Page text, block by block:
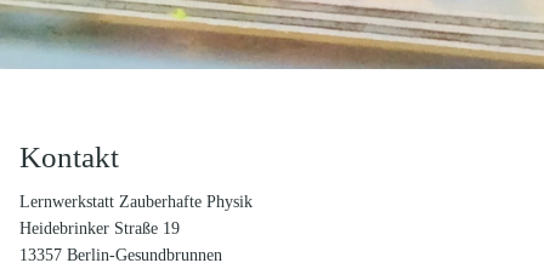
Kontakt
Lernwerkstatt Zauberhafte Physik
Heidebrinker Straße 19
13357 Berlin-Gesundbrunnen